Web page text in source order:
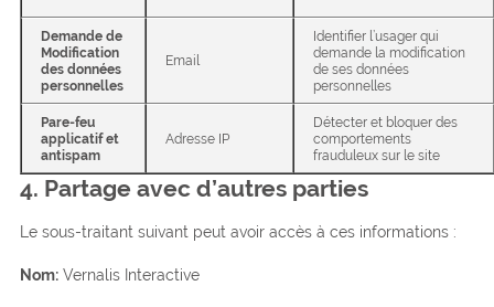
Demande de
Modification
des données
personnelles
Email
Identifier l’usager qui
demande la modification
de ses données
personnelles
Pare-feu
applicatif et
antispam
Adresse IP
Détecter et bloquer des
comportements
frauduleux sur le site
4. Partage avec d’autres parties
Le sous-traitant suivant peut avoir accès à ces informations :
Nom:Vernalis Interactive